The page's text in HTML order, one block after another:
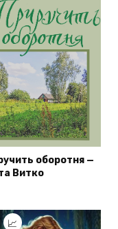
оборотня —
Витко